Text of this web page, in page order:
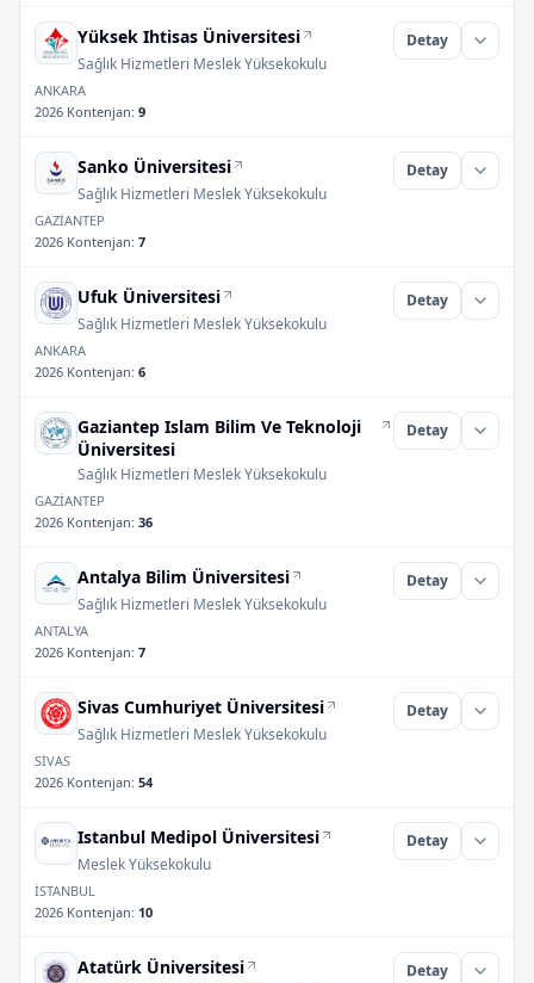
Yüksek Ihtisas Üniversitesi
Sağlık Hizmetleri Meslek Yüksekokulu
Detay
ANKARA
2026 Kontenjan: 9
Sanko Üniversitesi
Sağlık Hizmetleri Meslek Yüksekokulu
Detay
GAZİANTEP
2026 Kontenjan: 7
Ufuk Üniversitesi
Sağlık Hizmetleri Meslek Yüksekokulu
Detay
ANKARA
2026 Kontenjan: 6
Gaziantep Islam Bilim Ve Teknoloji
Üniversitesi
Sağlık Hizmetleri Meslek Yüksekokulu
Detay
GAZİANTEP
2026 Kontenjan: 36
Antalya Bilim Üniversitesi
Sağlık Hizmetleri Meslek Yüksekokulu
Detay
ANTALYA
2026 Kontenjan: 7
Sivas Cumhuriyet Üniversitesi
Sağlık Hizmetleri Meslek Yüksekokulu
Detay
SİVAS
2026 Kontenjan: 54
Istanbul Medipol Üniversitesi
Meslek Yüksekokulu
Detay
İSTANBUL
2026 Kontenjan: 10
Atatürk Üniversitesi Detay